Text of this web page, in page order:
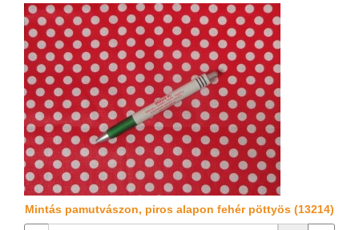
Mintás pamutvászon, piros alapon fehér pöttyös (13214)